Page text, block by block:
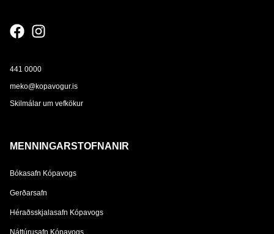
441 0000
meko@kopavogur.is
Skilmálar um vefkökur
MENNINGARSTOFNANIR
Bókasafn Kópavogs
Gerðarsafn
Héraðsskjalasafn Kópavogs